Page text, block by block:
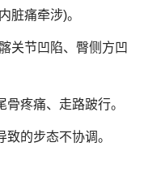
脏痛牵涉)。
关节凹陷、臀侧方凹
疼痛、走路跛行。
的步态不协调。